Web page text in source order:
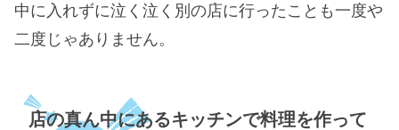
中に入れずに泣く泣く別の店に行ったことも一度や
二度じゃありません。
店の真ん中にあるキッチンで料理を作って